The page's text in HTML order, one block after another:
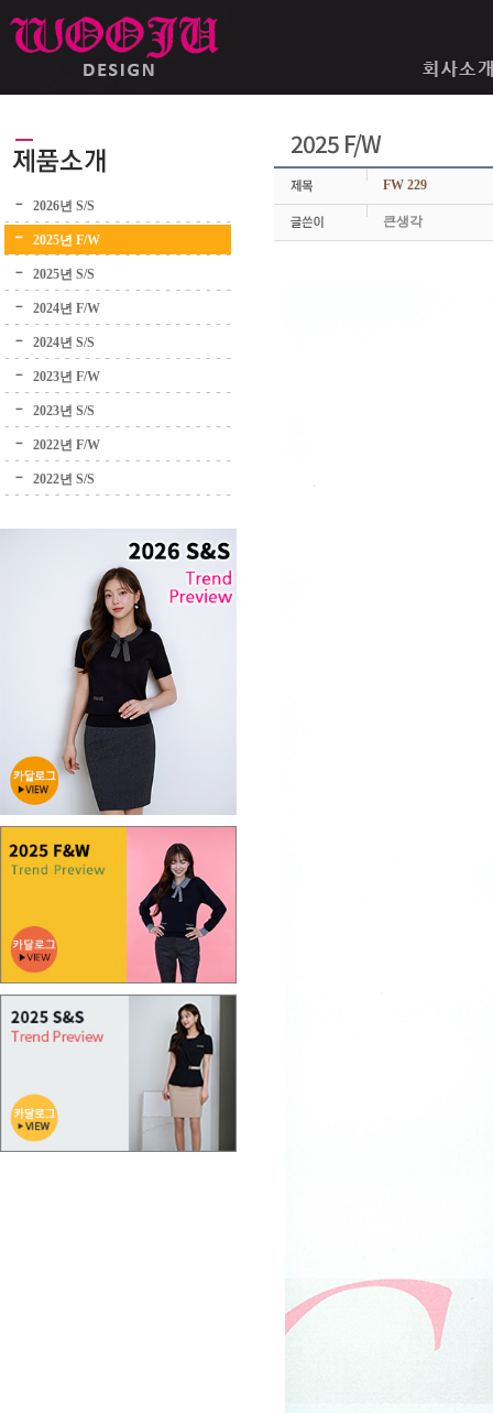
2026년 S/S
2025년 F/W
2025년 S/S
2024년 F/W
2024년 S/S
2023년 F/W
2023년 S/S
2022년 F/W
2022년 S/S
2025 F/W
FW 229
큰생각